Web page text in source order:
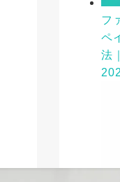
フ
ペ
法